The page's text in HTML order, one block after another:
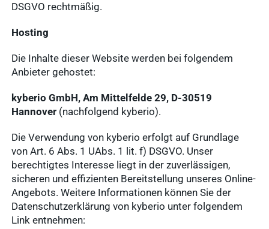
DSGVO rechtmäßig.
Hosting
Die Inhalte dieser Website werden bei folgendem
Anbieter gehostet:
kyberio GmbH, Am Mittelfelde 29, D-30519
Hannover (nachfolgend kyberio).
Die Verwendung von kyberio erfolgt auf Grundlage
von Art. 6 Abs. 1 UAbs. 1 lit. f) DSGVO. Unser
berechtigtes Interesse liegt in der zuverlässigen,
sicheren und effizienten Bereitstellung unseres Online-
Angebots. Weitere Informationen können Sie der
Datenschutzerklärung von kyberio unter folgendem
Link entnehmen: